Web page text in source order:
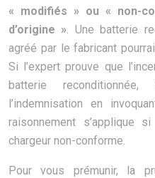
« modifiés » ou « non-
d’origine » . Une batterie
agréé par le fabricant
Si l’expert prouve que
batterie reconditionnée,
l’indemnisation en
raisonnement s’applique
chargeur non-conforme.
Pour vous prémunir, la